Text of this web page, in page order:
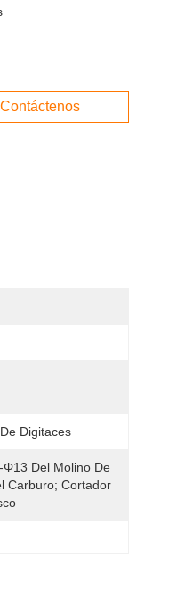
Contáctenos
Digitaces
Del Molino De
Carburo; Cortador